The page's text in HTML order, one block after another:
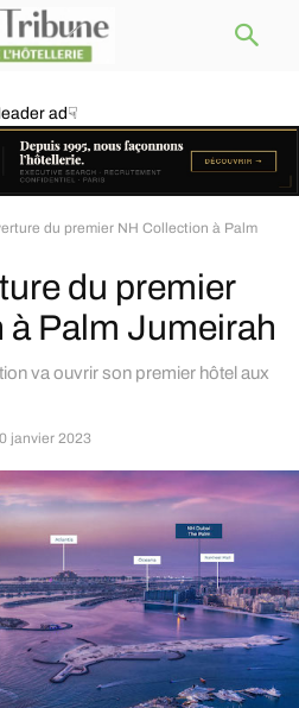
ad☟
du premier NH Collection à Palm
du premier
Palm Jumeirah
va ouvrir son premier hôtel aux
janvier 2023